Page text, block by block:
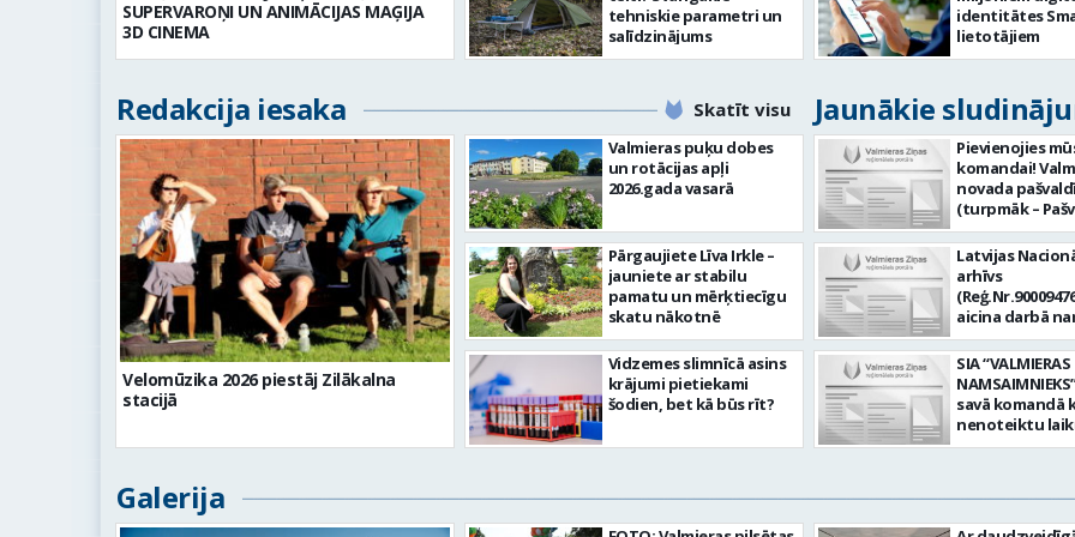
SUPERVAROŅI UN ANIMĀCIJAS MAĢIJA
3D CINEMA
tehniskie parametri un
salīdzinājums
identitātes
lietotājiem
Redakcija iesaka Skatīt visu Jaunākie
Velomūzika 2026 piestāj Zilākalna
stacijā
Valmieras puķu dobes
un rotācijas apļi
2026.gada vasarā
Pārgaujiete Līva Irkle –
jauniete ar stabilu
pamatu un mērķtiecīgu
skatu nākotnē
Vidzemes slimnīcā asins
krājumi pietiekami
šodien, bet kā būs rīt?
Pievienojies
komandai!
novada
(turpmāk –
aicina darbā
Informācijas
centra (ITC)
tehnoloģiju
vieta: Rūjienas
Naukšēnu
teritorijās Ja
vēlme:
informācijas un
komunikācijas
IKT) saistīto
Latvijas
arhīvs
aicina darbā
pārzini (uz
laiku)
valsts arhīvā Mēs
Valmieras
arhīvā
dokumentāro
mantojumu.
SIA “VALMIERAS
savā komandā
nenoteiktu
SPECIALIZĒTĀ
pienākumi:
apkalpot
Galerija